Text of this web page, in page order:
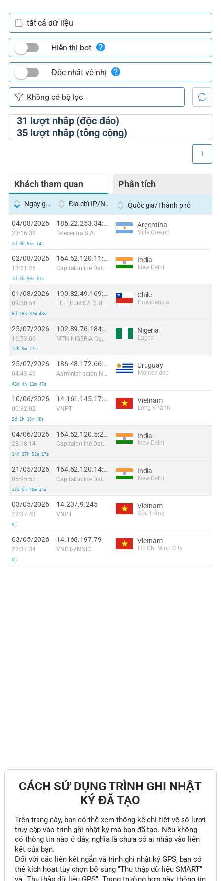
31 lượt nhấp (độc đáo)
35lượt nhấp (tổng cộng)
tất cả dữ liệu
Hiển thị bot
Độc nhất vô nhị
Khách tham quan Phân tích
1
Ngày giờ Địa chỉ IP/Nhà cung cấp dịch vụ Quốc gia/Thành phố
04/08/2026
23:16:39
2d 9h 55m 14s
186.22.253.34:21029
Telecentro S.A.
Argentina
Villa Crespo
02/08/2026
13:21:25
1d 3h 50m 31s
164.52.120.11:23767
Capitalonline Data Service (HK) Co
India
New Delhi
01/08/2026
09:30:54
6d 16h 37m 48s
190.82.49.169:52678
TELEFÓNICA CHILE S.A.
Chile
Providencia
25/07/2026
16:53:06
12h 9m 17s
102.89.76.184:11738
MTN NIGERIA Communication limited
Nigeria
Lagos
25/07/2026
04:43:49
45d 4h 11m 47s
186.48.172.66:42402
Administracion Nacional de Telecomunicaciones
Uruguay
Montevideo
10/06/2026
00:32:02
5d 1h 13m 48s
14.161.145.17:54099
VNPT
Vietnam
Long Khánh
04/06/2026
23:18:14
14d 17h 52m 17s
164.52.120.5:2085
Capitalonline Data Service (HK) Co
India
New Delhi
21/05/2026
05:25:57
17d 6h 48m 14s
164.52.120.14:9070
Capitalonline Data Service (HK) Co
India
New Delhi
03/05/2026
22:37:43
9s
14.237.9.245
VNPT
Vietnam
Sóc Trăng
03/05/2026
22:37:34
0s
14.168.197.79
VNPT-VNNIC
Vietnam
Ho Chi Minh City
CÁCH SỬ DỤNG TRÌNH GHI NHẬT
KÝ ĐÃ TẠO
Trên trang này, bạn có thể xem thống kê chi tiết về số lượt
truy cập vào trình ghi nhật ký mà bạn đã tạo. Nếu không
có thông tin nào ở đây, nghĩa là chưa có ai nhấp vào liên
kết của bạn.
Đối với các liên kết ngắn và trình ghi nhật ký GPS, bạn có
thể kích hoạt tùy chọn bổ sung "Thu thập dữ liệu SMART"
và "Thu thập dữ liệu GPS". Trong trường hợp này, thông tin